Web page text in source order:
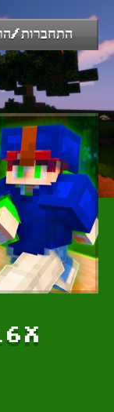
התחברות/